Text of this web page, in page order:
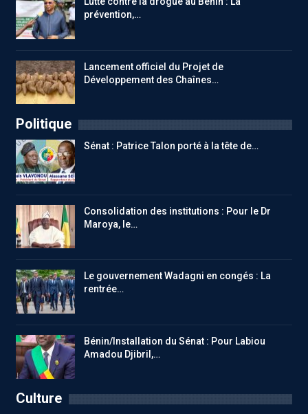
prévention,…
Lancement officiel du Projet de
Développement des Chaînes…
Politique
Sénat : Patrice Talon porté à la tête de…
Consolidation des institutions : Pour le Dr
Maroya, le…
Le gouvernement Wadagni en congés : La
rentrée…
Bénin/Installation du Sénat : Pour Labiou
Amadou Djibril,…
Culture